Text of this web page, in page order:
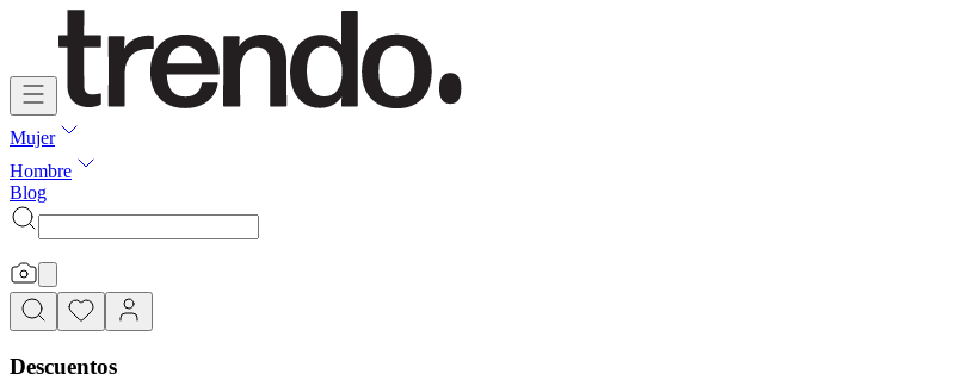
Mujer
Hombre
Blog
Descuentos